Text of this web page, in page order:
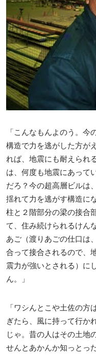
「こんなもんよのう。
構造で力を逃がした方が
れば、地震にも耐えられ
は、何度も地震にあって
だろ？今の超高層ビルは
揺れて力を逃がす構造に
柱と２階部分の梁の接合
て、住み続けられるけん
あご（渡りあごの仕口は
合って接合されるので、
震力が強いとされる）に
ん。」
「ワシんとこや土佐の方
ぎたら、風に持って行か
じゃ。昔の人はその土地
せんとあかんか知っとっ